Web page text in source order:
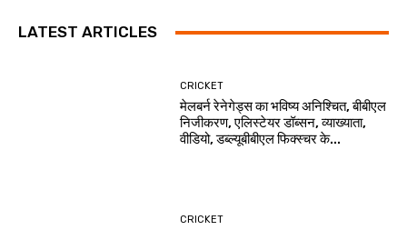
LATEST ARTICLES
CRICKET
मेलबर्न रेनेगेड्स का भविष्य अनिश्चित, बीबीएल
निजीकरण, एलिस्टेयर डॉब्सन, व्याख्याता,
वीडियो, डब्ल्यूबीबीएल फिक्स्चर के...
CRICKET